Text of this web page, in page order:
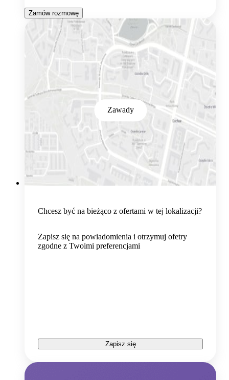
Zamów rozmowę
Zawady
Chcesz być na bieżąco z ofertami w tej lokalizacji?
Zapisz się na powiadomienia i otrzymuj ofetry
zgodne z Twoimi preferencjami
Zapisz się